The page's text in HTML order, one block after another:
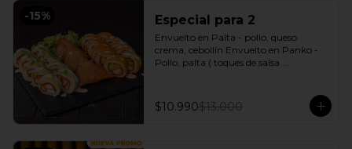
-15% Especial para 2
Envuelto en Palta - pollo, queso
crema, cebollín Envuelto en Panko -
Pollo, palta ( toques de salsa
2 Salsa soya
$10.990$13.000